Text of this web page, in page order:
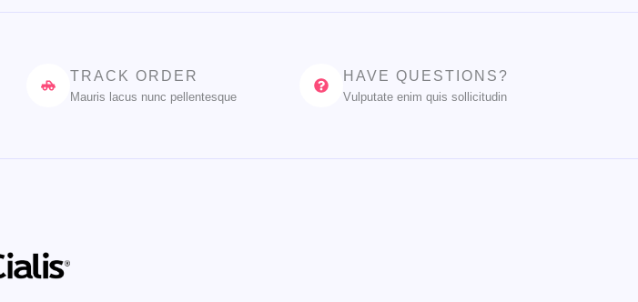
TRACK ORDER
Mauris lacus nunc pellentesque
HAVE QUESTIONS?
Vulputate enim quis sollicitudin